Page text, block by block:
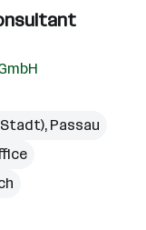
, Passau